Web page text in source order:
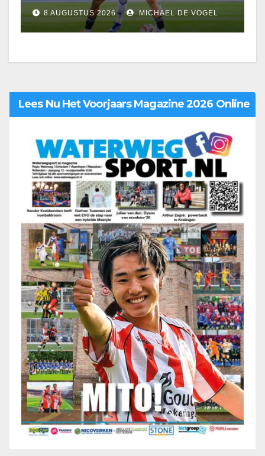
8 AUGUSTUS 2026 MICHAEL DE VOGEL
Lees Nu Het Voorjaars Magazine 2026 Online